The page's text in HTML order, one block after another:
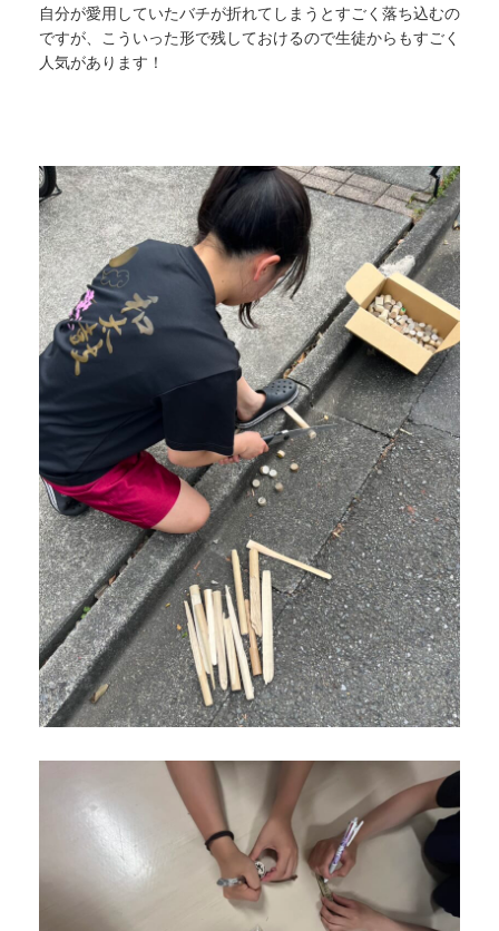
自分が愛用していたバチが折れてしまうとすごく落ち込むの
ですが、こういった形で残しておけるので生徒からもすごく
人気があります！